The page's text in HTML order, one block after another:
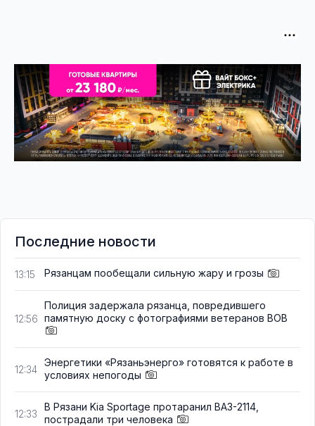
Последние новости
13:15 Рязанцам пообещали сильную жару и грозы
12:56
Полиция задержала рязанца, повредившего
памятную доску с фотографиями ветеранов ВОВ
12:34
Энергетики «Рязаньэнерго» готовятся к работе в
условиях непогоды
12:33
В Рязани Kia Sportage протаранил ВАЗ-2114,
пострадали три человека